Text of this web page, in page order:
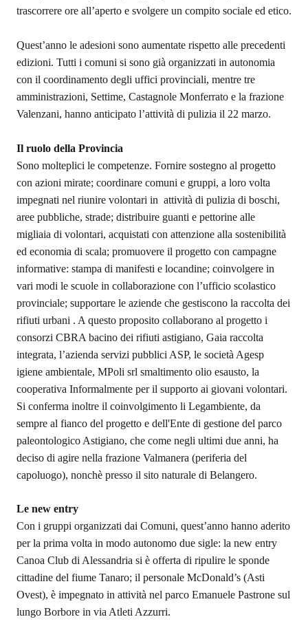
trascorrere ore all’aperto e svolgere un compito sociale ed etico.
Quest’anno le adesioni sono aumentate rispetto alle precedenti
edizioni. Tutti i comuni si sono già organizzati in autonomia
con il coordinamento degli uffici provinciali, mentre tre
amministrazioni, Settime, Castagnole Monferrato e la frazione
Valenzani, hanno anticipato l’attività di pulizia il 22 marzo.
Il ruolo della Provincia
Sono molteplici le competenze. Fornire sostegno al progetto
con azioni mirate; coordinare comuni e gruppi, a loro volta
impegnati nel riunire volontari in attività di pulizia di boschi,
aree pubbliche, strade; distribuire guanti e pettorine alle
migliaia di volontari, acquistati con attenzione alla sostenibilità
ed economia di scala; promuovere il progetto con campagne
informative: stampa di manifesti e locandine; coinvolgere in
vari modi le scuole in collaborazione con l’ufficio scolastico
provinciale; supportare le aziende che gestiscono la raccolta dei
rifiuti urbani . A questo proposito collaborano al progetto i
consorzi CBRA bacino dei rifiuti astigiano, Gaia raccolta
integrata, l’azienda servizi pubblici ASP, le società Agesp
igiene ambientale, MPoli srl smaltimento olio esausto, la
cooperativa Informalmente per il supporto ai giovani volontari.
Si conferma inoltre il coinvolgimento li Legambiente, da
sempre al fianco del progetto e dell'Ente di gestione del parco
paleontologico Astigiano, che come negli ultimi due anni, ha
deciso di agire nella frazione Valmanera (periferia del
capoluogo), nonchè presso il sito naturale di Belangero.
Le new entry
Con i gruppi organizzati dai Comuni, quest’anno hanno aderito
per la prima volta in modo autonomo due sigle: la new entry
Canoa Club di Alessandria si è offerta di ripulire le sponde
cittadine del fiume Tanaro; il personale McDonald’s (Asti
Ovest), è impegnato in attività nel parco Emanuele Pastrone sul
lungo Borbore in via Atleti Azzurri.